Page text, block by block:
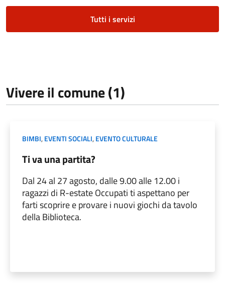
Tutti i servizi
Vivere il comune (1)
BIMBI,EVENTI SOCIALI,EVENTO CULTURALE
Ti va una partita?
Dal 24 al 27 agosto, dalle 9.00 alle 12.00 i
ragazzi di R-estate Occupati ti aspettano per
farti scoprire e provare i nuovi giochi da tavolo
della Biblioteca.